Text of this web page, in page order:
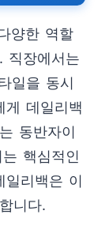
양한 역할
직장에서는
일을 동시
게 데일리백
동반자이
핵심적인
일리백은 이
니다.